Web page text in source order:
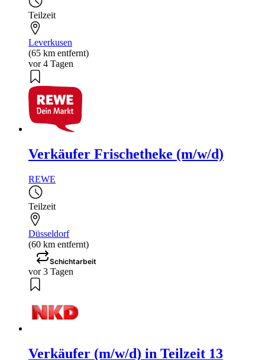
Teilzeit
Leverkusen
(65 km entfernt)
vor 4 Tagen
Verkäufer Frischetheke (m/w/d)
REWE
Teilzeit
Düsseldorf
(60 km entfernt)
Schichtarbeit
vor 3 Tagen
Verkäufer (m/w/d) in Teilzeit 13